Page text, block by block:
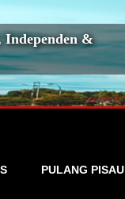
Independen &
PULANG PISAU